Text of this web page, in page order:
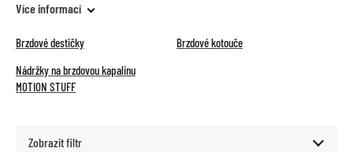
Více informací
Brzdové destičky
Brzdové kotouče
Nádržky na brzdovou kapalinu
MOTION STUFF
Zobrazit filtr